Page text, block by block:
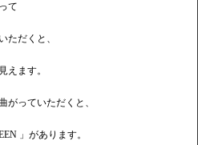
て
ただくと、
えます。
がっていただくと、
」があります。